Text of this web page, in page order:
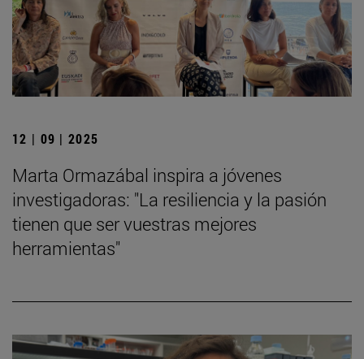
12 | 09 | 2025
Marta Ormazábal inspira a jóvenes
investigadoras: "La resiliencia y la pasión
tienen que ser vuestras mejores
herramientas"